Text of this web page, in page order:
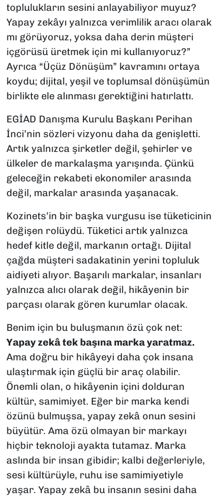
toplulukların sesini anlayabiliyor muyuz?
Yapay zekâyı yalnızca verimlilik aracı olarak
mı görüyoruz, yoksa daha derin müşteri
içgörüsü üretmek için mi kullanıyoruz?”
Ayrıca “Üçüz Dönüşüm” kavramını ortaya
koydu; dijital, yeşil ve toplumsal dönüşümün
birlikte ele alınması gerektiğini hatırlattı.
EGİAD Danışma Kurulu Başkanı Perihan
İnci’nin sözleri vizyonu daha da genişletti.
Artık yalnızca şirketler değil, şehirler ve
ülkeler de markalaşma yarışında. Çünkü
geleceğin rekabeti ekonomiler arasında
değil, markalar arasında yaşanacak.
Kozinets’in bir başka vurgusu ise tüketicinin
değişen rolüydü. Tüketici artık yalnızca
hedef kitle değil, markanın ortağı. Dijital
çağda müşteri sadakatinin yerini topluluk
aidiyeti alıyor. Başarılı markalar, insanları
yalnızca alıcı olarak değil, hikâyenin bir
parçası olarak gören kurumlar olacak.
Benim için bu buluşmanın özü çok net:
Yapay zekâ tek başına marka yaratmaz.
Ama doğru bir hikâyeyi daha çok insana
ulaştırmak için güçlü bir araç olabilir.
Önemli olan, o hikâyenin içini dolduran
kültür, samimiyet. Eğer bir marka kendi
özünü bulmuşsa, yapay zekâ onun sesini
büyütür. Ama özü olmayan bir markayı
hiçbir teknoloji ayakta tutamaz. Marka
aslında bir insan gibidir; kalbi değerleriyle,
sesi kültürüyle, ruhu ise samimiyetiyle
yaşar. Yapay zekâ bu insanın sesini daha